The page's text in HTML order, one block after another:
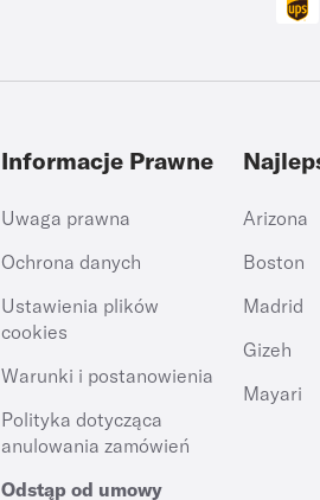
Informacje Prawne
Uwaga prawna
Ochrona danych
Ustawienia plików
cookies
Warunki i postanowienia
Polityka dotycząca
anulowania zamówień
Odstąp od umowy
Arizona
Boston
Madrid
Gizeh
Mayari